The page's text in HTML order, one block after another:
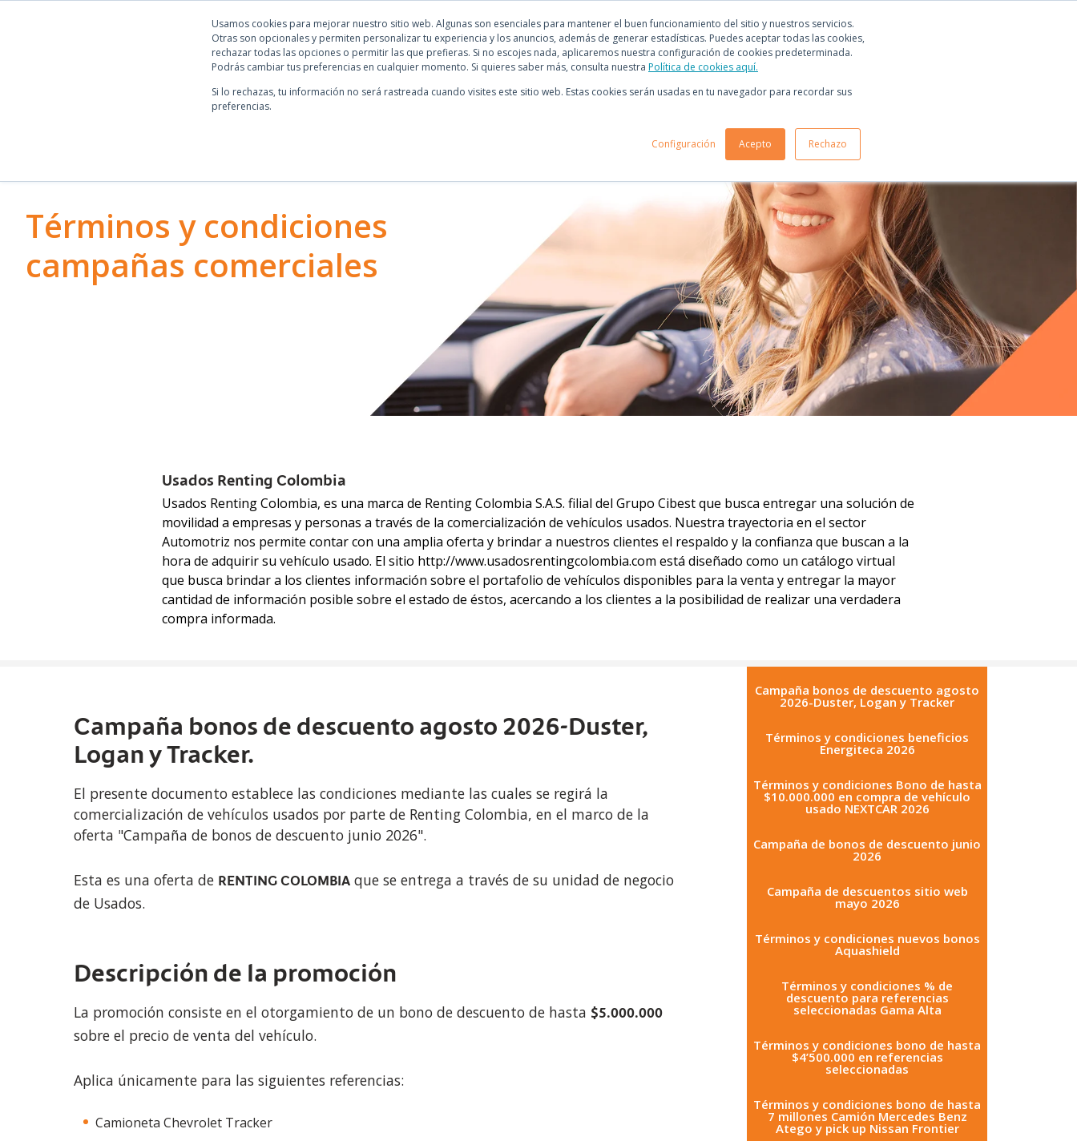
Usamos cookies para mejorar nuestro sitio web. Algunas son esenciales para mantener el buen funcionamiento del sitio y nuestros servicios.
Otras son opcionales y permiten personalizar tu experiencia y los anuncios, además de generar estadísticas. Puedes aceptar todas las cookies,
rechazar todas las opciones o permitir las que prefieras. Si no escojes nada, aplicaremos nuestra configuración de cookies predeterminada.
Podrás cambiar tus preferencias en cualquier momento. Si quieres saber más, consulta nuestra Política de cookies aquí.
Si lo rechazas, tu información no será rastreada cuando visites este sitio web. Estas cookies serán usadas en tu navegador para recordar sus
preferencias.
Configuración Acepto Rechazo
Términos y condiciones
campañas comerciales
Usados Renting Colombia
Usados Renting Colombia, es una marca de Renting Colombia S.A.S. filial del Grupo Cibest que busca entregar una solución de
movilidad a empresas y personas a través de la comercialización de vehículos usados. Nuestra trayectoria en el sector
Automotriz nos permite contar con una amplia oferta y brindar a nuestros clientes el respaldo y la confianza que buscan a la
hora de adquirir su vehículo usado. El sitio http://www.usadosrentingcolombia.com está diseñado como un catálogo virtual
que busca brindar a los clientes información sobre el portafolio de vehículos disponibles para la venta y entregar la mayor
cantidad de información posible sobre el estado de éstos, acercando a los clientes a la posibilidad de realizar una verdadera
compra informada.
Campaña bonos de descuento agosto 2026-Duster,
Logan y Tracker.
El presente documento establece las condiciones mediante las cuales se regirá la
comercialización de vehículos usados por parte de Renting Colombia, en el marco de la
oferta "Campaña de bonos de descuento junio 2026".
Esta es una oferta de RENTING COLOMBIA que se entrega a través de su unidad de negocio
de Usados.
Descripción de la promoción
La promoción consiste en el otorgamiento de un bono de descuento de hasta $5.000.000
sobre el precio de venta del vehículo.
Aplica únicamente para las siguientes referencias:
Camioneta Chevrolet Tracker
Campaña bonos de descuento agosto
2026-Duster, Logan y Tracker
Términos y condiciones beneficios
Energiteca 2026
Términos y condiciones Bono de hasta
$10.000.000 en compra de vehículo
usado NEXTCAR 2026
Campaña de bonos de descuento junio
2026
Campaña de descuentos sitio web
mayo 2026
Términos y condiciones nuevos bonos
Aquashield
Términos y condiciones % de
descuento para referencias
seleccionadas Gama Alta
Términos y condiciones bono de hasta
$4’500.000 en referencias
seleccionadas
Términos y condiciones bono de hasta
7 millones Camión Mercedes Benz
Atego y pick up Nissan Frontier